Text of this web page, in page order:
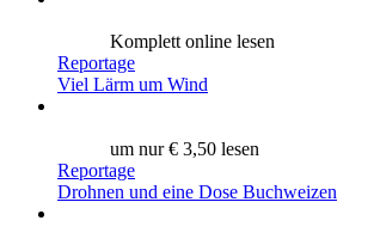
Komplett online lesen
Reportage
Viel Lärm um Wind
um nur € 3,50 lesen
Reportage
Drohnen und eine Dose Buchweizen